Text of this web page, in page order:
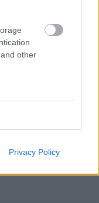
other
Privacy Policy